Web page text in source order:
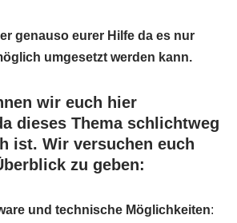
genauso eurer Hilfe da es nur
umgesetzt werden kann.
wir euch hier
dieses Thema schlichtweg
ist. Wir versuchen euch
zu geben:
und technische Möglichkeiten: